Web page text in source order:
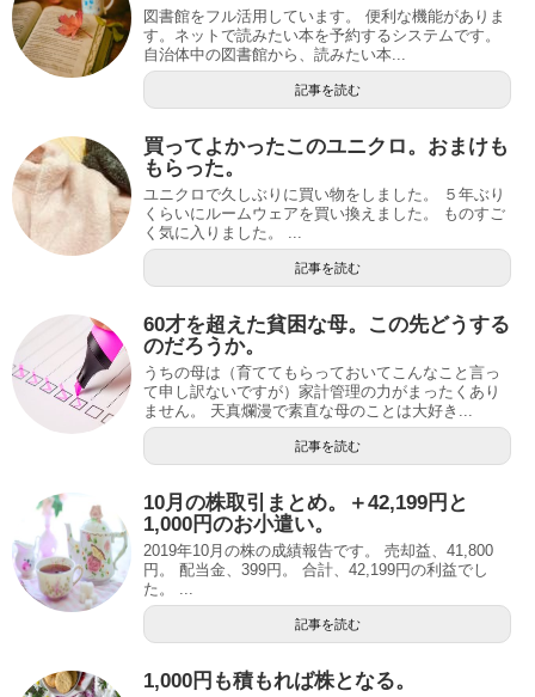
図書館をフル活用しています。 便利な機能がありま
す。ネットで読みたい本を予約するシステムです。
自治体中の図書館から、読みたい本...
記事を読む
買ってよかったこのユニクロ。おまけも
もらった。
ユニクロで久しぶりに買い物をしました。 ５年ぶり
くらいにルームウェアを買い換えました。 ものすご
く気に入りました。 ...
記事を読む
60才を超えた貧困な母。この先どうする
のだろうか。
うちの母は（育ててもらっておいてこんなこと言っ
て申し訳ないですが）家計管理の力がまったくあり
ません。 天真爛漫で素直な母のことは大好き...
記事を読む
10月の株取引まとめ。＋42,199円と
1,000円のお小遣い。
2019年10月の株の成績報告です。 売却益、41,800
円。 配当金、399円。 合計、42,199円の利益でし
た。 ...
記事を読む
1,000円も積もれば株となる。